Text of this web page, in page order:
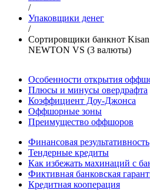
/
Упаковщики денег
/
Сортировщики банкнот Kisan
NEWTON VS (3 валюты)
Особенности открытия
Плюсы и минусы овердрафта
Коэффициент Доу-Джонса
Оффшорные зоны
Преимущество оффшоров
Финансовая результативность
Тендерные кредиты
Как избежать махинаций с
Фиктивная банковская
Кредитная кооперация